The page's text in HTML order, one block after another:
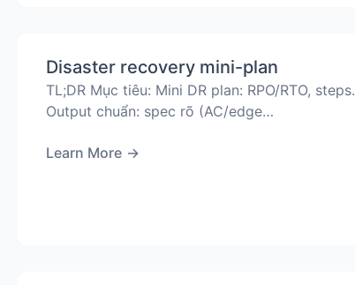
Disaster recovery mini-plan
TL;DR Mục tiêu: Mini DR plan: RPO/RTO, steps.
Output chuẩn: spec rõ (AC/edge…
Learn More →